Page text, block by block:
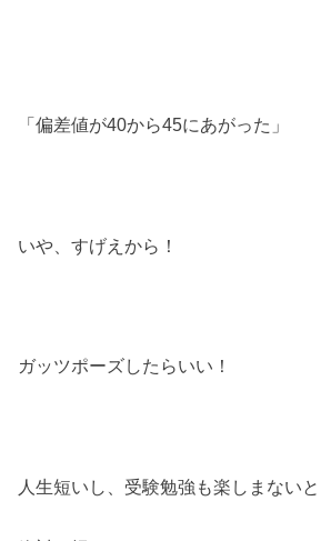
「偏差値が40から45にあがった」
いや、すげえから！
ガッツポーズしたらいい！
人生短いし、受験勉強も楽しまないと